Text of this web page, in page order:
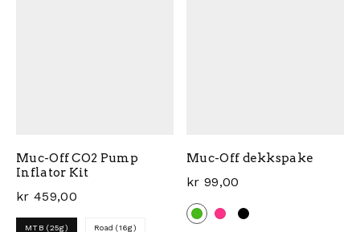
Muc-Off CO2 Pump
Inflator Kit
kr 459,00
MTB (25g) Road (16g)
Muc-Off dekkspake
kr 99,00